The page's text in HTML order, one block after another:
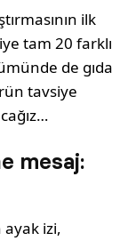
ilk
tam 20 farklı
de gıda
tavsiye
mesaj:
ayak izi,